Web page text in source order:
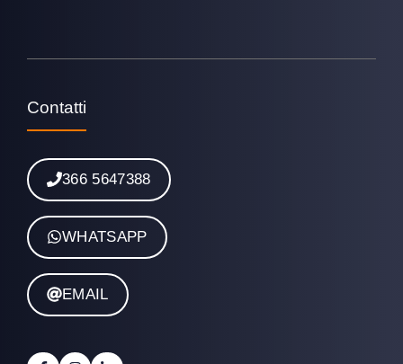
Contatti
366 5647388
WHATSAPP
EMAIL